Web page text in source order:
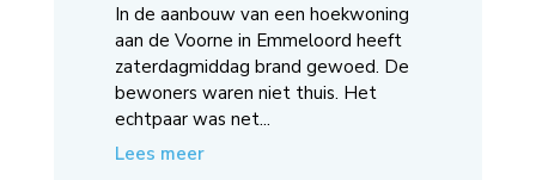
In de aanbouw van een hoekwoning
aan de Voorne in Emmeloord heeft
zaterdagmiddag brand gewoed. De
bewoners waren niet thuis. Het
echtpaar was net...
Lees meer